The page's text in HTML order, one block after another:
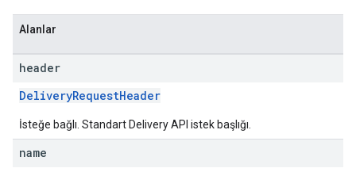
Alanlar
header
DeliveryRequestHeader
İsteğe bağlı. Standart Delivery API istek başlığı.
name